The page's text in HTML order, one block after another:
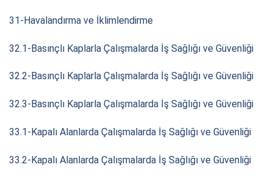
31-Havalandırma ve İklimlendirme
32.1-Basınçlı Kaplarla Çalışmalarda İş Sağlığı ve Güvenliği
32.2-Basınçlı Kaplarla Çalışmalarda İş Sağlığı ve Güvenliği
32.3-Basınçlı Kaplarla Çalışmalarda İş Sağlığı ve Güvenliği
33.1-Kapalı Alanlarda Çalışmalarda İş Sağlığı ve Güvenliği
33.2-Kapalı Alanlarda Çalışmalarda İş Sağlığı ve Güvenliği